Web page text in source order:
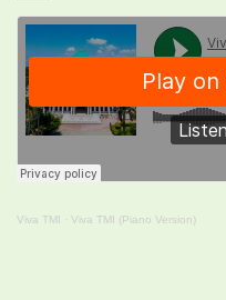
Viva TMI · Viva TMI (Piano Version)